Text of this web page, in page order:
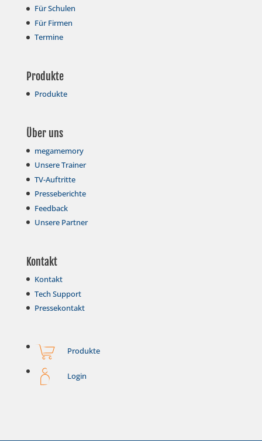
Für Schulen
Für Firmen
Termine
Produkte
Produkte
Über uns
megamemory
Unsere Trainer
TV-Auftritte
Presseberichte
Feedback
Unsere Partner
Kontakt
Kontakt
Tech Support
Pressekontakt
Produkte
Login